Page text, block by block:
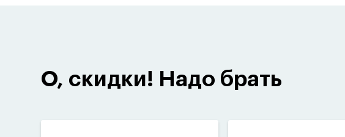
О, скидки! Надо брать